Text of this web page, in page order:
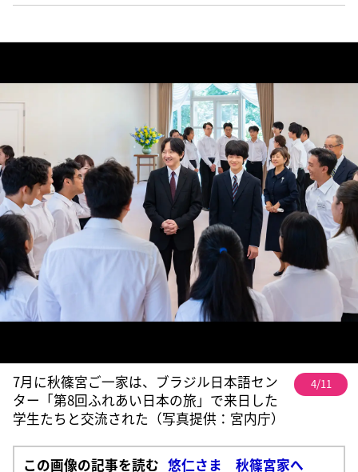
7月に秋篠宮ご一家は、ブラジル日本語セン
ター「第8回ふれあい日本の旅」で来日した
学生たちと交流された（写真提供：宮内庁）
4/11
この画像の記事を読む 悠仁さま 秋篠宮家へ